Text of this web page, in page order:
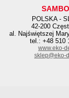
POLSKA -
42-200
al. Najświętszej
tel.: +48 510
www.eko-
sklep@eko-